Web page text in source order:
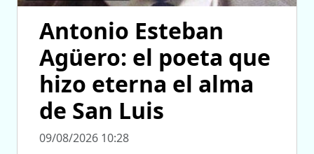
Antonio Esteban
Agüero: el poeta que
hizo eterna el alma
de San Luis
09/08/2026 10:28